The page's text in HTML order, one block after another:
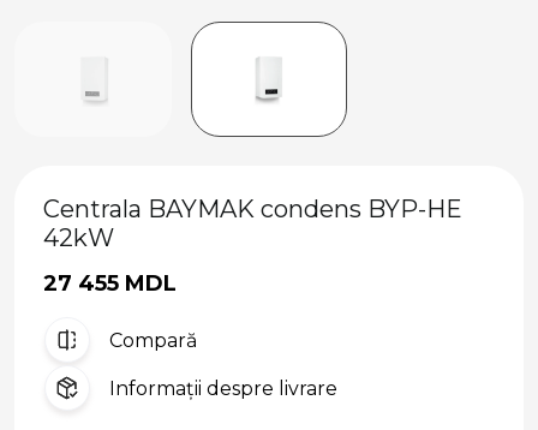
Centrala BAYMAK condens BYP-HE
42kW
27 455 MDL
Compară
Informații despre livrare